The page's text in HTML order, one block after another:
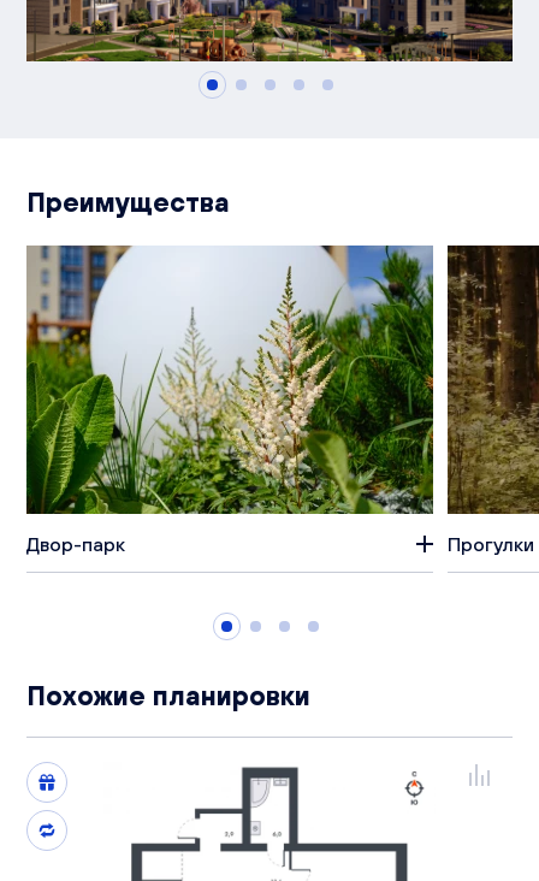
Преимущества
Двор-парк
Похожие планировки